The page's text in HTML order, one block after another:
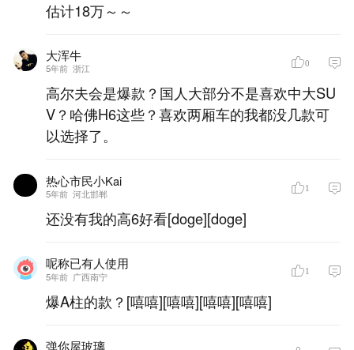
估计18万～～
大浑牛
5年前 浙江 0
高尔夫会是爆款？国人大部分不是喜欢中大SU
V？哈佛H6这些？喜欢两厢车的我都没几款可
以选择了。
热心市民小Kai
5年前 河北邯郸 1
还没有我的高6好看[doge][doge]
呢称已有人使用
5年前 广西南宁 1
爆A柱的款？[嘻嘻][嘻嘻][嘻嘻][嘻嘻]
弹你屋玻璃